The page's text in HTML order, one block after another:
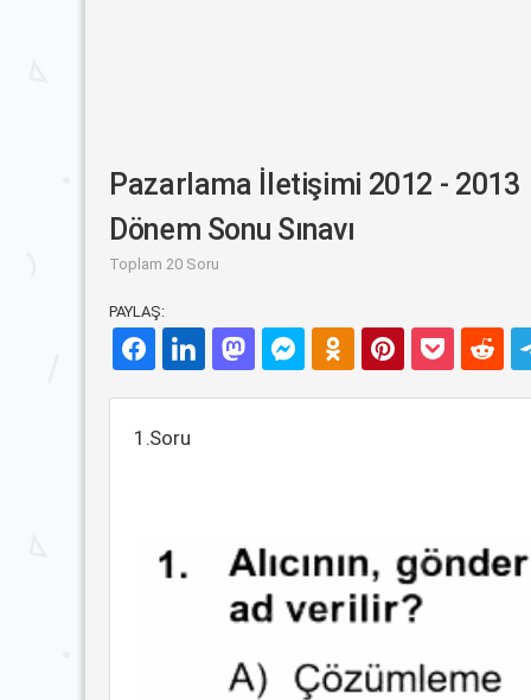
Pazarlama İletişimi 2012 - 2013
Dönem Sonu Sınavı
Toplam 20 Soru
PAYLAŞ:
1.Soru